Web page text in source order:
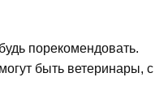
порекомендовать.
быть ветеринары, с